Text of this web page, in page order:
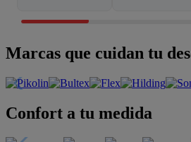
Marcas que cuidan tu
Confort a tu medida